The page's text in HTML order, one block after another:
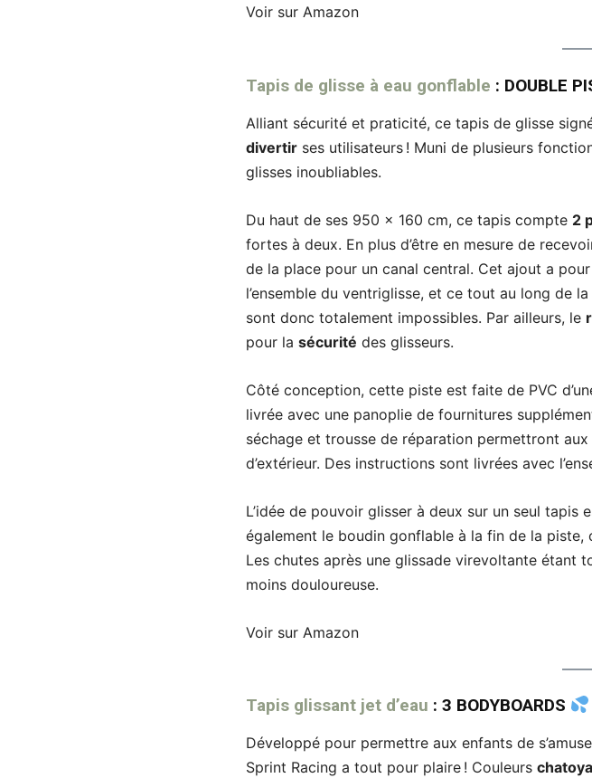
Voir sur Amazon
Tapis de glisse à eau gonflable : DOUBLE
Alliant sécurité et praticité, ce tapis de glisse
divertir ses utilisateurs ! Muni de plusieurs
glisses inoubliables.
Du haut de ses 950 x 160 cm, ce tapis compte 2
fortes à deux. En plus d’être en mesure de
de la place pour un canal central. Cet ajout a
l’ensemble du ventriglisse, et ce tout au long de
sont donc totalement impossibles. Par ailleurs, le
pour la sécurité des glisseurs.
Côté conception, cette piste est faite de PVC
livrée avec une panoplie de fournitures
séchage et trousse de réparation permettront aux
d’extérieur. Des instructions sont livrées avec
L’idée de pouvoir glisser à deux sur un seul tapis
également le boudin gonflable à la fin de la
Les chutes après une glissade virevoltante étant
moins douloureuse.
Voir sur Amazon
Tapis glissant jet d’eau : 3 BODYBOARDS
Développé pour permettre aux enfants de
Sprint Racing a tout pour plaire ! Couleurs